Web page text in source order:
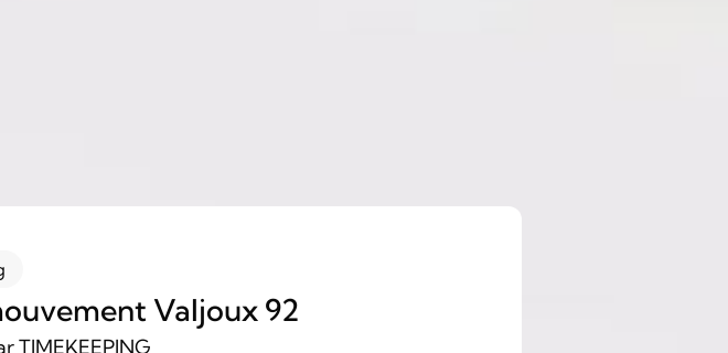
Valjoux 92
TIMEKEEPING